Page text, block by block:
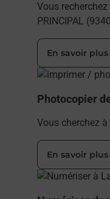
Vous
PRINCIPAL
En savoir plus
En savoir plus
Photocopier
Vous cherchez
En savoir plus
En savoir plus